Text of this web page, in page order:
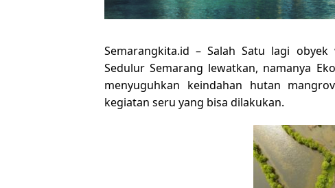
Semarangkita.id – Salah Satu lagi
Sedulur Semarang lewatkan, namanya
menyuguhkan keindahan hutan
kegiatan seru yang bisa dilakukan.